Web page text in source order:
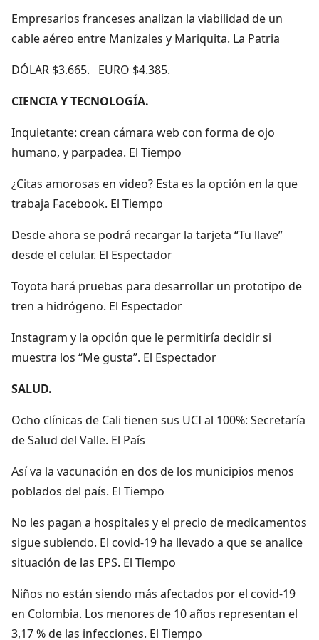
Empresarios franceses analizan la viabilidad de un
cable aéreo entre Manizales y Mariquita. La Patria
DÓLAR $3.665. EURO $4.385.
CIENCIA Y TECNOLOGÍA.
Inquietante: crean cámara web con forma de ojo
humano, y parpadea. El Tiempo
¿Citas amorosas en video? Esta es la opción en la que
trabaja Facebook. El Tiempo
Desde ahora se podrá recargar la tarjeta “Tu llave”
desde el celular. El Espectador
Toyota hará pruebas para desarrollar un prototipo de
tren a hidrógeno. El Espectador
Instagram y la opción que le permitiría decidir si
muestra los “Me gusta”. El Espectador
SALUD.
Ocho clínicas de Cali tienen sus UCI al 100%: Secretaría
de Salud del Valle. El País
Así va la vacunación en dos de los municipios menos
poblados del país. El Tiempo
No les pagan a hospitales y el precio de medicamentos
sigue subiendo. El covid-19 ha llevado a que se analice
situación de las EPS. El Tiempo
Niños no están siendo más afectados por el covid-19
en Colombia. Los menores de 10 años representan el
3,17 % de las infecciones. El Tiempo